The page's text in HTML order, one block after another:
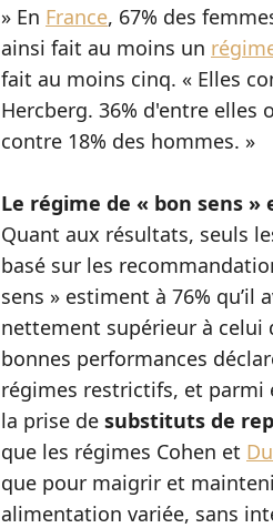
» En France, 67% des
ainsi fait au moins un
fait au moins cinq. « Elles
Hercberg. 36% d'entre elles
contre 18% des hommes. »
Le régime de « bon sens
Quant aux résultats, seuls
basé sur les
sens » estiment à 76%
nettement supérieur à celui
bonnes performances
régimes restrictifs, et parmi
la prise de substituts de
que les régimes Cohen et
que pour maigrir et
alimentation variée, sans